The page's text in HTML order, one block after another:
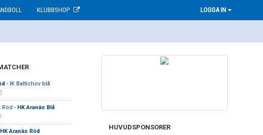
KLUBBSHOP LOGGA IN
- IK Baltichov blå
Röd - HK Aranäs Blå
HK Aranäs Röd
HUVUDSPONSORER